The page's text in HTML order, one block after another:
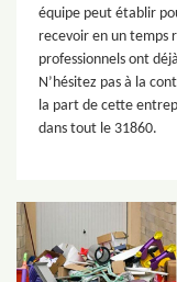
équipe peut établir
recevoir en un temps
professionnels ont
N’hésitez pas à la
la part de cette
dans tout le 31860.